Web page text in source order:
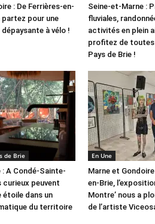
: De Ferrières-en-
partez pour une
à vélo !
Seine-et-Marne :
fluviales,
activités en plein
profitez de toutes
Pays de Brie !
de Brie
A Condé-Sainte-
curieux peuvent
étoile dans un
du territoire
En Une
Marne et
en-Brie,
Montre’ nous a
de l’artiste